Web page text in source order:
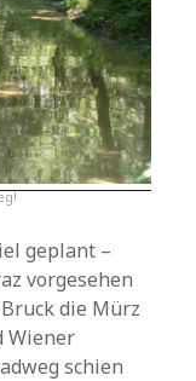
geplant –
vorgesehen
die Mürz
Wiener
schien